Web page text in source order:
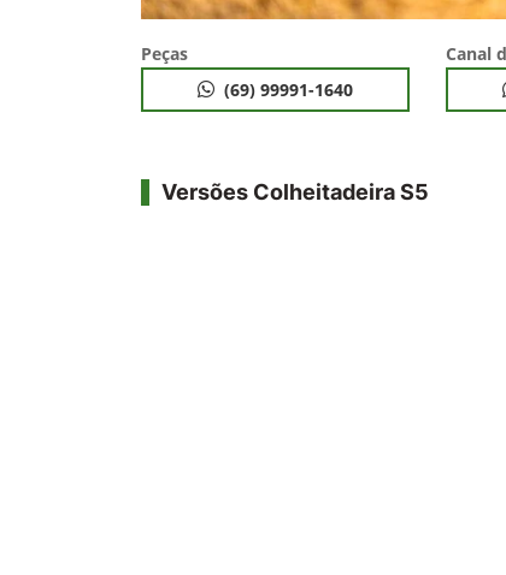
Peças
(69) 99991-1640
Canal
Versões Colheitadeira S5